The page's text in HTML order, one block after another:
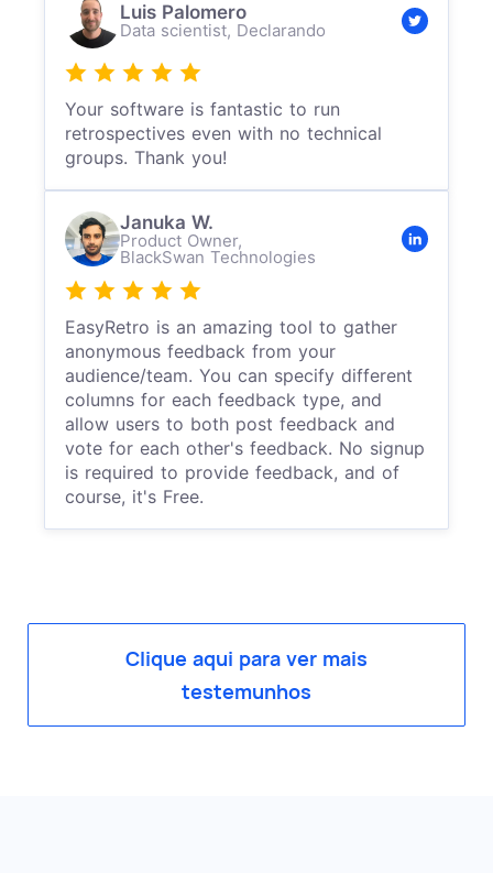
Luis Palomero
Data scientist, Declarando
Your software is fantastic to run
retrospectives even with no technical
groups. Thank you!
Januka W.
Product Owner,
BlackSwan Technologies
EasyRetro is an amazing tool to gather
anonymous feedback from your
audience/team. You can specify different
columns for each feedback type, and
allow users to both post feedback and
vote for each other's feedback. No signup
is required to provide feedback, and of
course, it's Free.
Clique aqui para ver mais
testemunhos